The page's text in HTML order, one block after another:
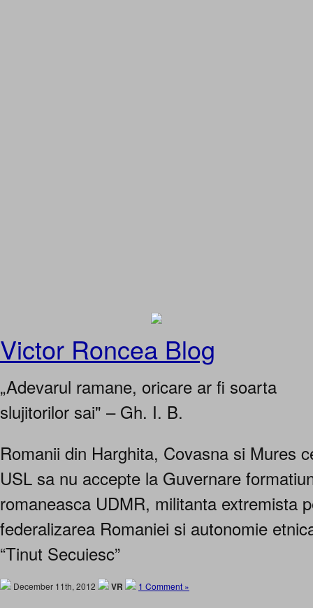
Victor Roncea Blog
„Adevarul ramane, oricare ar fi soarta
slujitorilor sai" – Gh. I. B.
Romanii din Harghita, Covasna si Mures
USL sa nu accepte la Guvernare
romaneasca UDMR, militanta extremista
federalizarea Romaniei si autonomie
“Tinut Secuiesc”
December 11th, 2012 VR 1 Comment »